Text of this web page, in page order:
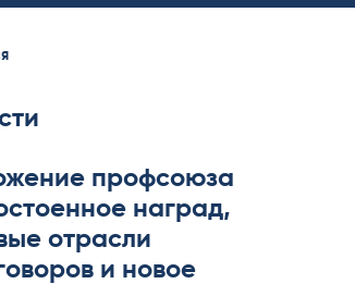
профсоюза
наград,
отрасли
и новое